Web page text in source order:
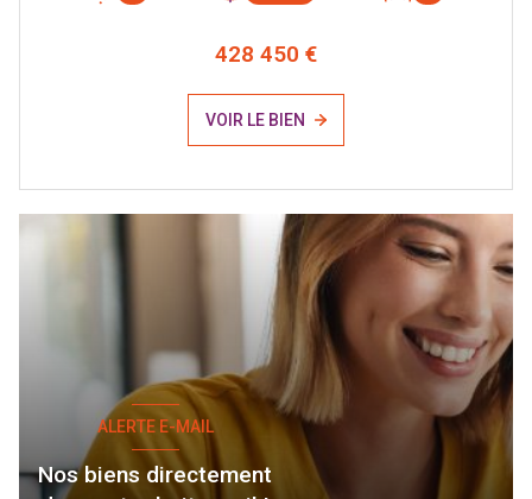
428 450 €
VOIR LE BIEN
ALERTE E-MAIL
Nos biens directement